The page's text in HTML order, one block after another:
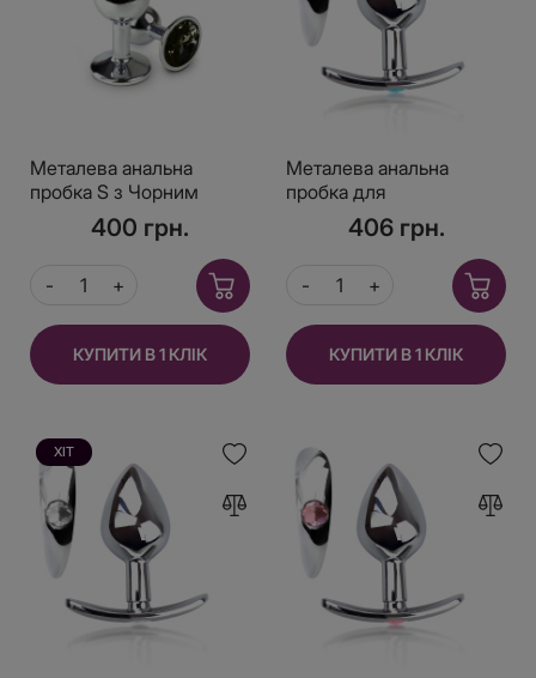
Металева анальна
пробка S з Чорним
кристалом, довжина
7см, діаметр 2,8см
400 грн.
КУПИТИ В 1 КЛІК
Металева анальна
пробка для
довготривалого носіння
з Блакитним кристалом
Довжина 7,5
406 грн.
КУПИТИ В 1 КЛІК
ХІТ